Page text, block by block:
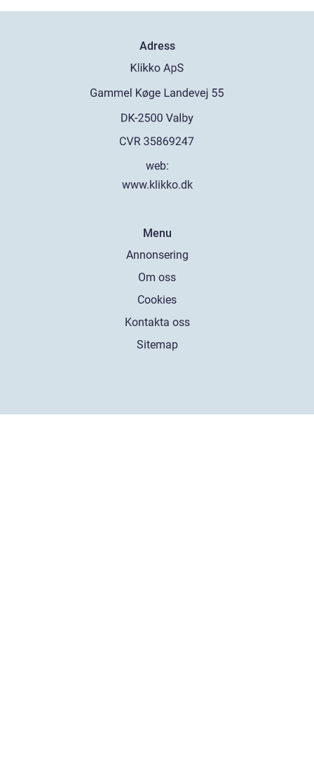
Adress
web:
www.klikko.dk
Menu
Annonsering
Om oss
Cookies
Kontakta oss
Sitemap